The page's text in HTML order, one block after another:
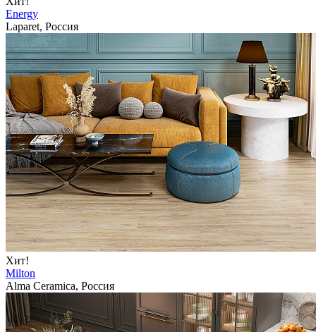
Energy
Laparet, Россия
Хит!
Milton
Alma Ceramica, Россия